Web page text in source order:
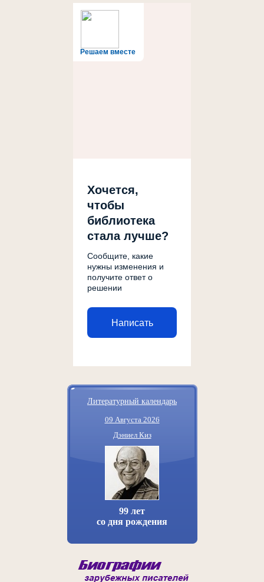
Решаем вместе
Хочется,
чтобы
библиотека
стала лучше?
Сообщите, какие
нужны изменения и
получите ответ о
решении
Написать
Литературный календарь
09 Августа 2026
Дэниел Киз
99 лет
со дня рождения